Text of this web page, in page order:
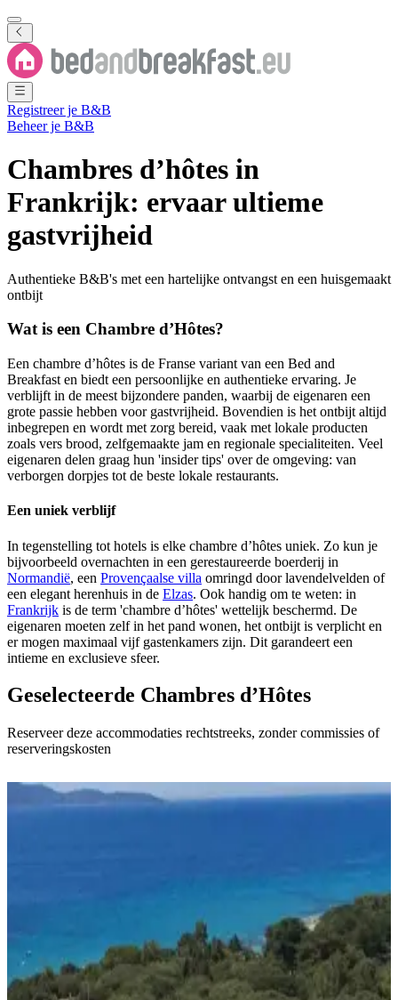
Registreer je B&B
Beheer je B&B
Chambres d’hôtes in
Frankrijk: ervaar ultieme
gastvrijheid
Authentieke B&B's met een hartelijke ontvangst en een huisgemaakt
ontbijt
Wat is een Chambre d’Hôtes?
Een chambre d’hôtes is de Franse variant van een Bed and
Breakfast en biedt een persoonlijke en authentieke ervaring. Je
verblijft in de meest bijzondere panden, waarbij de eigenaren een
grote passie hebben voor gastvrijheid. Bovendien is het ontbijt altijd
inbegrepen en wordt met zorg bereid, vaak met lokale producten
zoals vers brood, zelfgemaakte jam en regionale specialiteiten. Veel
eigenaren delen graag hun 'insider tips' over de omgeving: van
verborgen dorpjes tot de beste lokale restaurants.
Een uniek verblijf
In tegenstelling tot hotels is elke chambre d’hôtes uniek. Zo kun je
bijvoorbeeld overnachten in een gerestaureerde boerderij in
Normandië, een Provençaalse villa omringd door lavendelvelden of
een elegant herenhuis in de Elzas. Ook handig om te weten: in
Frankrijk is de term 'chambre d’hôtes' wettelijk beschermd. De
eigenaren moeten zelf in het pand wonen, het ontbijt is verplicht en
er mogen maximaal vijf gastenkamers zijn. Dit garandeert een
intieme en exclusieve sfeer.
Geselecteerde Chambres d’Hôtes
Reserveer deze accommodaties rechtstreeks, zonder commissies of
reserveringskosten
Aanbod per regio
Chambres d’hôtes Normandië
Chambres d’hôtes Bourgogne